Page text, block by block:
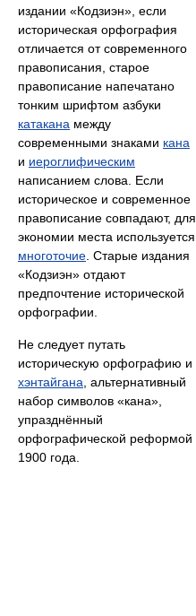
издании «Кодзиэн», если
историческая орфография
отличается от современного
правописания, старое
правописание напечатано
тонким шрифтом азбуки
катакана между
современными знаками кана
и иероглифическим
написанием слова. Если
историческое и современное
правописание совпадают, для
экономии места используется
многоточие . Старые издания
«Кодзиэн» отдают
предпочтение исторической
орфографии.
Не следует путать
историческую орфографию и
хэнтайгана , альтернативный
набор символов «кана»,
упразднённый
орфографической реформой
1900 года.